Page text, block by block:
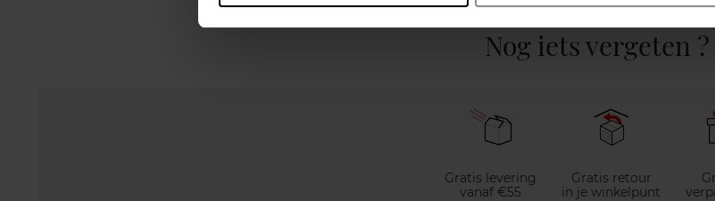
Nog iets vergeten ?
Gratis levering
vanaf €55
Gratis retour
in je winkelpunt